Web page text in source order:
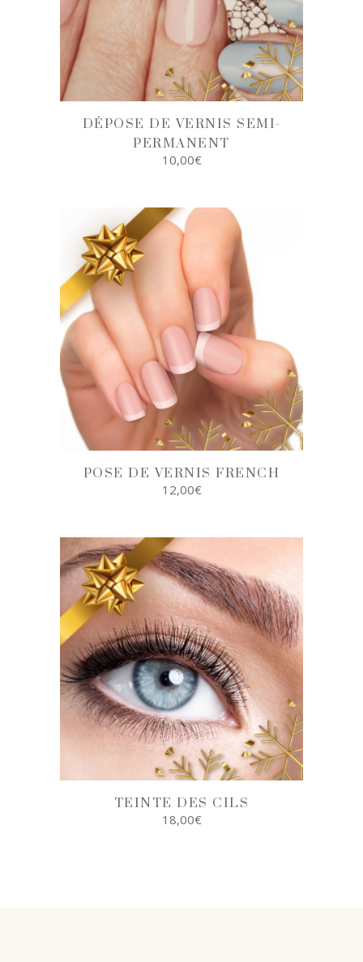
DÉPOSE DE VERNIS SEMI-
PERMANENT
10,00€
AJOUTER AU
PANIER
POSE DE VERNIS FRENCH
12,00€
AJOUTER AU
PANIER
TEINTE DES CILS
18,00€